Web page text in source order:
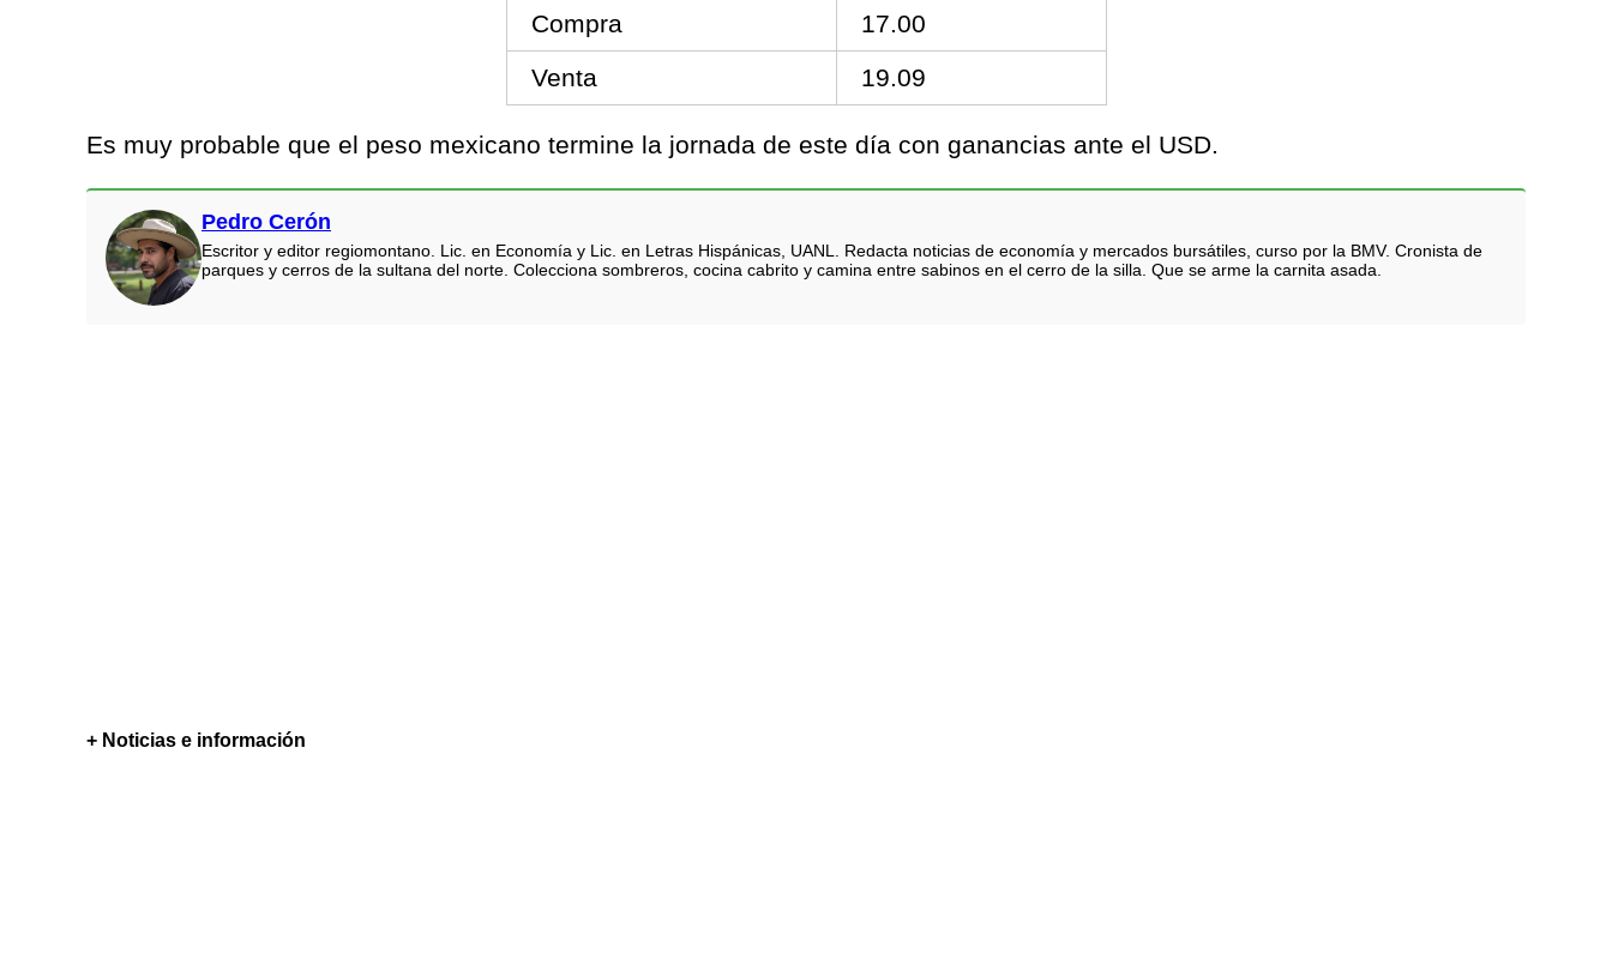
Compra
17.00
Venta
19.09
Es muy probable que el peso mexicano termine la jornada de este día con ganancias ante el USD.
Pedro Cerón
Escritor y editor regiomontano. Lic. en Economía y Lic. en Letras Hispánicas, UANL. Redacta noticias de economía y mercados bursátiles, curso por la BMV. Cronista de
parques y cerros de la sultana del norte. Colecciona sombreros, cocina cabrito y camina entre sabinos en el cerro de la silla. Que se arme la carnita asada.
+ Noticias e información